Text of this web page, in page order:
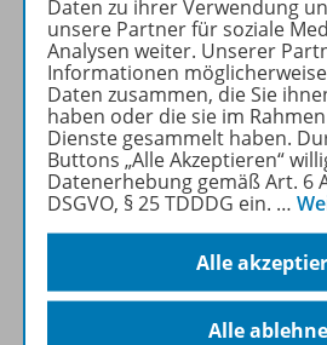
ZU DEN
Beschreibung
Daten zu ihrer Verwendung
unsere Partner für soziale
Analysen weiter. Unserer
Informationen
Daten zusammen, die Sie
haben oder die sie im
Dienste gesammelt haben.
Buttons „Alle Akzeptieren“
Datenerhebung gemäß Art. 6
DSGVO, § 25 TDDDG ein. …
Alle
Alle